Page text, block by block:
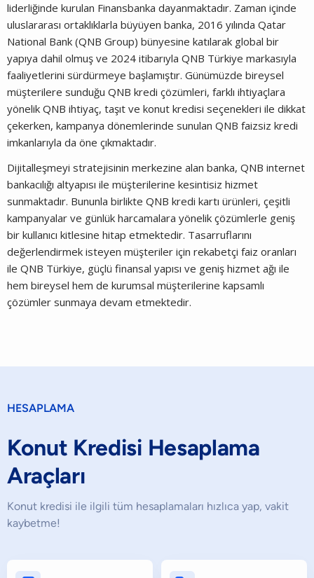
liderliğinde kurulan Finansbanka dayanmaktadır. Zaman içinde
uluslararası ortaklıklarla büyüyen banka, 2016 yılında Qatar
National Bank (QNB Group) bünyesine katılarak global bir
yapıya dahil olmuş ve 2024 itibarıyla QNB Türkiye markasıyla
faaliyetlerini sürdürmeye başlamıştır. Günümüzde bireysel
müşterilere sunduğu QNB kredi çözümleri, farklı ihtiyaçlara
yönelik QNB ihtiyaç, taşıt ve konut kredisi seçenekleri ile dikkat
çekerken, kampanya dönemlerinde sunulan QNB faizsiz kredi
imkanlarıyla da öne çıkmaktadır.
Dijitalleşmeyi stratejisinin merkezine alan banka, QNB internet
bankacılığı altyapısı ile müşterilerine kesintisiz hizmet
sunmaktadır. Bununla birlikte QNB kredi kartı ürünleri, çeşitli
kampanyalar ve günlük harcamalara yönelik çözümlerle geniş
bir kullanıcı kitlesine hitap etmektedir. Tasarruflarını
değerlendirmek isteyen müşteriler için rekabetçi faiz oranları
ile QNB Türkiye, güçlü finansal yapısı ve geniş hizmet ağı ile
hem bireysel hem de kurumsal müşterilerine kapsamlı
çözümler sunmaya devam etmektedir.
HESAPLAMA
Konut Kredisi Hesaplama
Araçları
Konut kredisi ile ilgili tüm hesaplamaları hızlıca yap, vakit
kaybetme!